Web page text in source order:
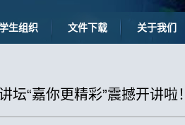
生组织 文件下载 关于我们
坛“嘉你更精彩”震撼开讲啦！